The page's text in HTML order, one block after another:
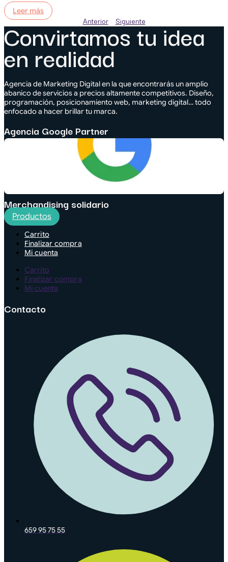
Leer más
Anterior Siguiente
Convirtamos tu idea
en realidad
Agencia de Marketing Digital en la que encontrarás un amplio
abanico de servicios a precios altamente competitivos. Diseño,
programación, posicionamiento web, marketing digital… todo
enfocado a hacer brillar tu marca.
Agencia Google Partner
Merchandising solidario
Productos
Carrito
Finalizar compra
Mi cuenta
Carrito
Finalizar compra
Mi cuenta
Contacto
659 95 75 55